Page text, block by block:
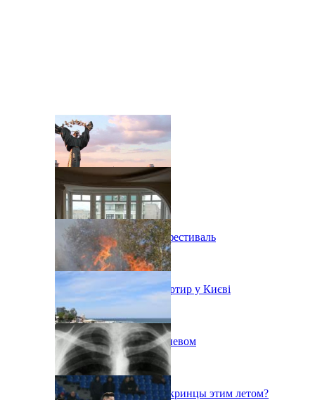
В Киеве состоится эко-фестиваль
Ситуація з орендою квартир у Києві
Пожар на свалке под Киевом
Куда поедут отдыхать укринцы этим летом?